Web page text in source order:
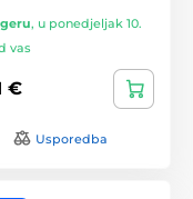
, u ponedjeljak 10.
vas
€
Usporedba